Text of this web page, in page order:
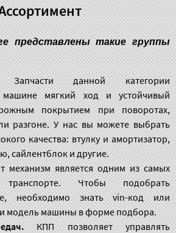
представлены такие группы
данной категории
машине мягкий ход и устойчивый
покрытием при поворотах,
разгоне. У нас вы можете выбрать
качества: втулку и амортизатор,
сайлентблок и другие.
механизм является одним из самых
Чтобы подобрать
необходимо знать vin-код или
модель машины в форме подбора.
КПП позволяет управлять